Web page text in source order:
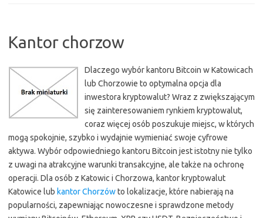
Kantor chorzow
Dlaczego wybór kantoru Bitcoin w Katowicach
lub Chorzowie to optymalna opcja dla
inwestora kryptowalut? Wraz z zwiększającym
się zainteresowaniem rynkiem kryptowalut,
coraz więcej osób poszukuje miejsc, w których
mogą spokojnie, szybko i wydajnie wymieniać swoje cyfrowe
aktywa. Wybór odpowiedniego kantoru Bitcoin jest istotny nie tylko
z uwagi na atrakcyjne warunki transakcyjne, ale także na ochronę
operacji. Dla osób z Katowic i Chorzowa, kantor kryptowalut
Katowice lub kantor Chorzówto lokalizacje, które nabierają na
popularności, zapewniając nowoczesne i sprawdzone metody